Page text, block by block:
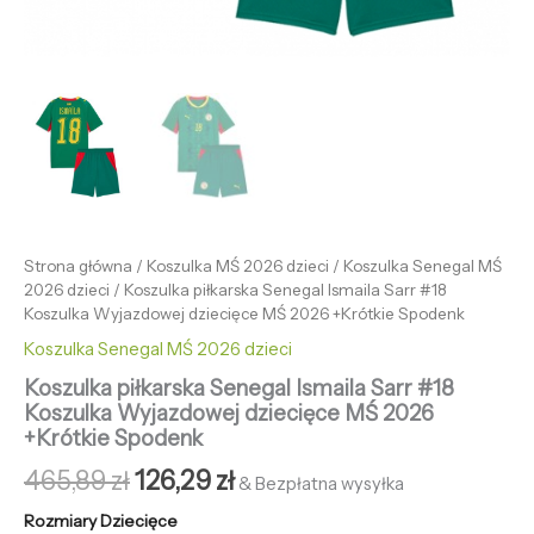
Strona główna / Koszulka MŚ 2026 dzieci / Koszulka Senegal MŚ
2026 dzieci / Koszulka piłkarska Senegal Ismaila Sarr #18
Koszulka Wyjazdowej dziecięce MŚ 2026 +Krótkie Spodenk
Koszulka Senegal MŚ 2026 dzieci
Koszulka piłkarska Senegal Ismaila Sarr #18
Koszulka Wyjazdowej dziecięce MŚ 2026
+Krótkie Spodenk
465,89zł126,29zł & Bezpłatna wysyłka
Rozmiary Dziecięce